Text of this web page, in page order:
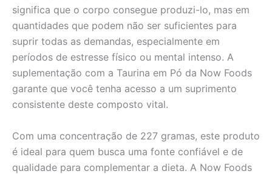
significa que o corpo consegue produzi-lo, mas em
quantidades que podem não ser suficientes para
suprir todas as demandas, especialmente em
períodos de estresse físico ou mental intenso. A
suplementação com a Taurina em Pó da Now Foods
garante que você tenha acesso a um suprimento
consistente deste composto vital.
Com uma concentração de 227 gramas, este produto
é ideal para quem busca uma fonte confiável e de
qualidade para complementar a dieta. A Now Foods